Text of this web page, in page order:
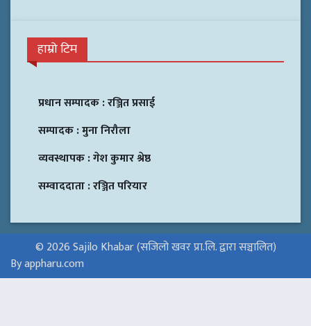
हाम्रो टिम
प्रधान सम्पादक :रञ्जित प्रसाई
सम्पादक :मुना निरौला
व्यवस्थापक :गेश कुमार श्रेष्ठ
सम्वाददाता :रञ्जित परियार
© 2026 Sajilo Khabar (सजिलो खवर प्रा.लि. द्वारा सञ्चालित)
By appharu.com